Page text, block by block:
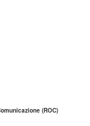
(ROC)